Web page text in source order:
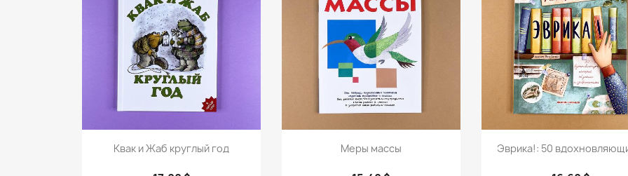
Просмотр
Квак и Жаб круглый год Просмотр
Меры массы Просмотр
Эврика!: 50